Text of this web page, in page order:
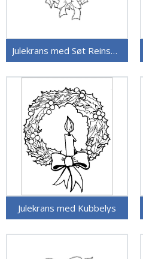
Julekrans med Søt Reinsdyr
Julekrans med Kubbelys